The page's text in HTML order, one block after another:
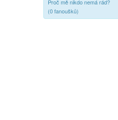
Proč mě nikdo nemá rád?
(0 fanoušků)